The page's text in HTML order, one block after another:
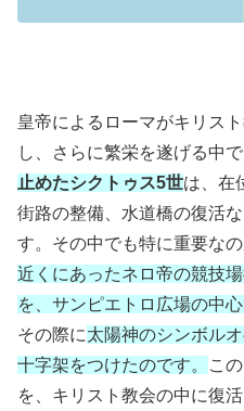
皇帝によるローマがキリス
し、さらに繁栄を遂げる中で
止めたシクトゥス5世は、在
街路の整備、水道橋の復活
す。その中でも特に重要なの
近くにあったネロ帝の競技
を、サンピエトロ広場の中
その際に太陽神のシンボル
十字架をつけたのです。
こ
を、キリスト教会の中に復